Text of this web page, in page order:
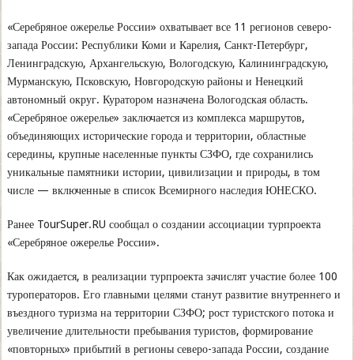
«Серебряное ожерелье России» охватывает все 11 регионов северо-
запада России: Республики Коми и Карелия, Санкт-Петербург,
Ленинградскую, Архангельскую, Вологодскую, Калининградскую,
Мурманскую, Псковскую, Новгородскую районы и Ненецкий
автономный округ. Куратором назначена Вологодская область.
«Серебряное ожерелье» заключается из комплекса маршрутов,
объединяющих исторические города и территории, областные
середины, крупные населенные пункты СЗФО, где сохранились
уникальные памятники истории, цивилизации и природы, в том
числе — включенные в список Всемирного наследия ЮНЕСКО.
Ранее TourSuper.RU сообщал о создании ассоциации турпроекта
«Серебряное ожерелье России».
Как ожидается, в реализации турпроекта зачислят участие более 100
туроператоров. Его главными целями станут развитие внутреннего и
въездного туризма на территории СЗФО; рост туристского потока и
увеличение длительности пребывания туристов, формирование
«повторных» прибытий в регионы северо-запада России, создание